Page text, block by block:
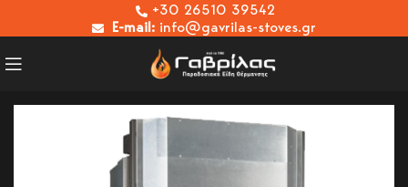
+30 26510 39542
E-mail: info@gavrilas-stoves.gr